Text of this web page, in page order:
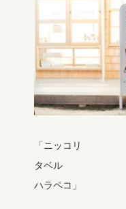
「ニッコリ
タベル
ハラペコ」